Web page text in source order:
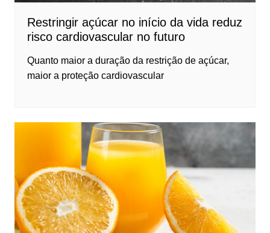
Restringir açúcar no início da vida reduz
risco cardiovascular no futuro
Quanto maior a duração da restrição de açúcar,
maior a proteção cardiovascular